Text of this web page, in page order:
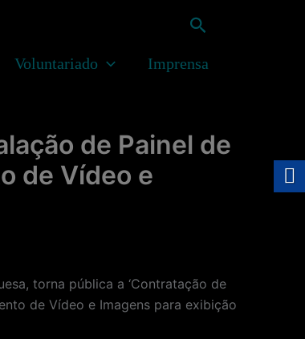
Pesquisar
Voluntariado Imprensa
de Painel de
de Vídeo e
torna pública a ‘Contratação de
de Vídeo e Imagens para exibição